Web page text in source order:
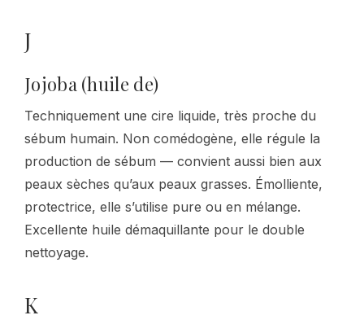
J
Jojoba (huile de)
Techniquement une cire liquide, très proche du
sébum humain. Non comédogène, elle régule la
production de sébum — convient aussi bien aux
peaux sèches qu’aux peaux grasses. Émolliente,
protectrice, elle s’utilise pure ou en mélange.
Excellente huile démaquillante pour le double
nettoyage.
K